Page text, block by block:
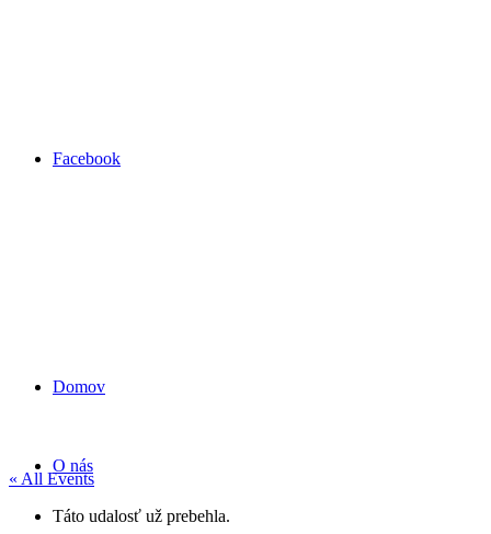
Facebook
Domov
O nás
« All Events
Táto udalosť už prebehla.